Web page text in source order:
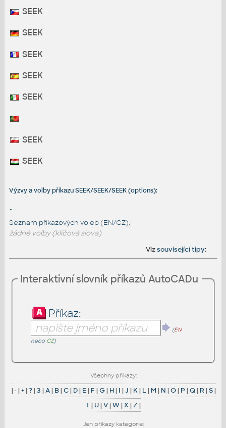
SEEK
SEEK
SEEK
SEEK
SEEK
SEEK
SEEK
Výzvy a volby příkazu SEEK/SEEK/SEEK (options):
-
Seznam příkazových voleb (EN/CZ):
žádné volby (klíčová slova)
Vizsouvisející tipy:
Interaktivní slovník příkazů AutoCADu
Příkaz:
(EN
nebo CZ)
Všechny příkazy:
|- |+|?|3 |A| B|C| D| E| F |G| H| I |J | K| L | M | N |O| P |Q| R |S|
T| U|V|W|X |Z |
Jen příkazy kategorie: